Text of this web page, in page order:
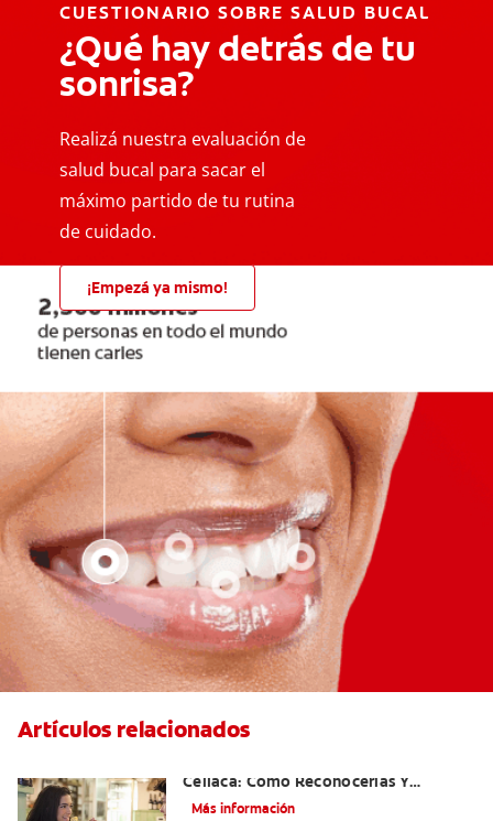
CUESTIONARIO SOBRE SALUD BUCAL
¿Qué hay detrás de tu
sonrisa?
Realizá nuestra evaluación de
salud bucal para sacar el
máximo partido de tu rutina
de cuidado.
¡Empezá ya mismo!
Artículos relacionados
Celíaca: Cómo Reconocerlas Y
Tratarlas
Más información